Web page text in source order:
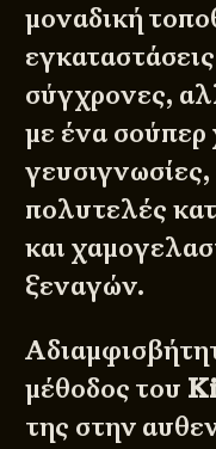
μοναδική
σύγχρονες,
με ένα σούπερ
πολυτελές
και
ξεναγών.
μέθοδος του
της στην